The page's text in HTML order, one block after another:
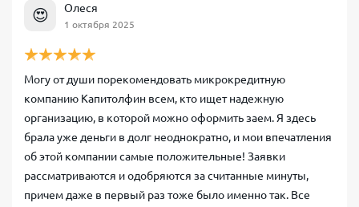
😍 Олеся
1 октября 2025
Могу от души порекомендовать микрокредитную
компанию Капитолфин всем, кто ищет надежную
организацию, в которой можно оформить заем. Я здесь
брала уже деньги в долг неоднократно, и мои впечатления
об этой компании самые положительные! Заявки
рассматриваются и одобряются за считанные минуты,
причем даже в первый раз тоже было именно так. Все